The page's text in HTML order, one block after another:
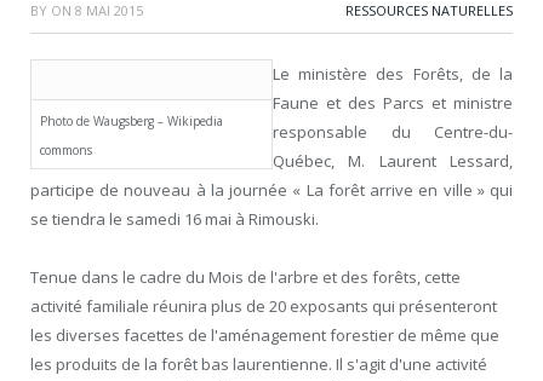
BY ON 8 MAI 2015 RESSOURCES NATURELLES
Photo de Waugsberg – Wikipedia
commons
Le ministère des Forêts, de la
Faune et des Parcs et ministre
responsable du Centre-du-
Québec, M. Laurent Lessard,
participe de nouveau à la journée « La forêt arrive en ville » qui
se tiendra le samedi 16 mai à Rimouski.
Tenue dans le cadre du Mois de l'arbre et des forêts, cette
activité familiale réunira plus de 20 exposants qui présenteront
les diverses facettes de l'aménagement forestier de même que
les produits de la forêt bas laurentienne. Il s'agit d'une activité